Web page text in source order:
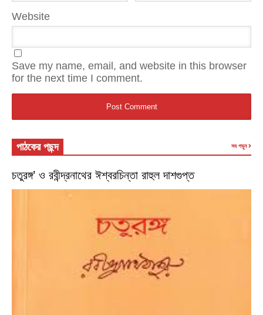
Website
Save my name, email, and website in this browser
for the next time I comment.
পাঠকের পছন্দ সব পড়ুন
চতুরঙ্গ’ ও রবীন্দ্রনাথের ঈশ্বরচিন্তা রাহুল দাশগুপ্ত